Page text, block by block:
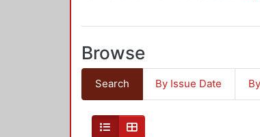
Browse
Search By Issue Date